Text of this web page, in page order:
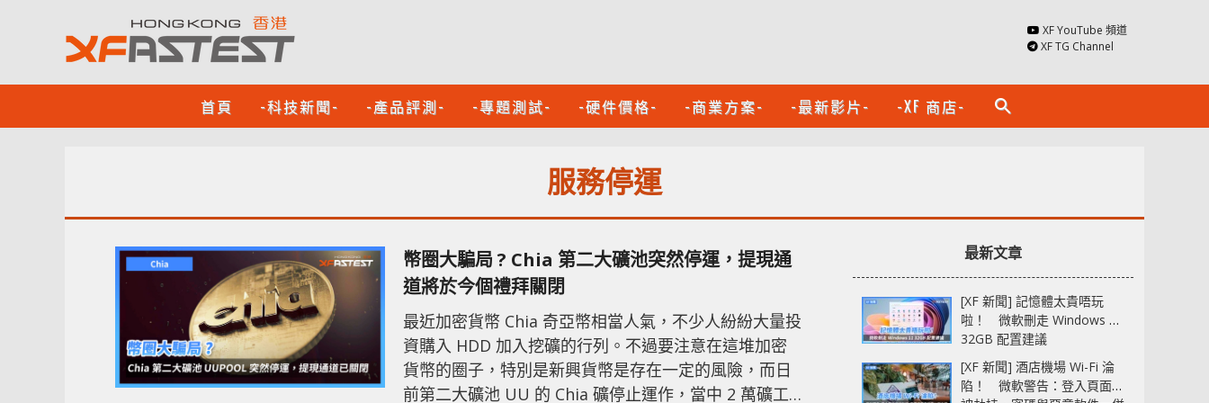
XF YouTube 頻道
XF TG Channel
首頁 -科技新聞- -產品評測- -專題測試- -硬件價格- -商業方案- -最新影片- -XF 商店- search
服務停運
幣圈大騙局 ? Chia 第二大礦池突然停運，提現通
道將於今個禮拜關閉
最近加密貨幣 Chia 奇亞幣相當人氣，不少人紛紛大量投
資購入 HDD 加入挖礦的行列。不過要注意在這堆加密
貨幣的圈子，特別是新興貨幣是存在一定的風險，而日
前第二大礦池 UU 的 Chia 礦停止運作，當中 2 萬礦工
最新文章
[XF 新聞] 記憶體太貴唔玩
啦！ 微軟刪走 Windows 11
32GB 配置建議
[XF 新聞] 酒店機場 Wi-Fi 淪
陷！ 微軟警告：登入頁面可